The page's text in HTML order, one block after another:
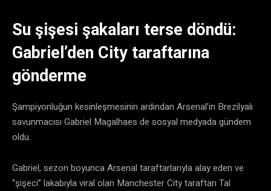
Su şişesi şakaları terse döndü:
Gabriel’den City taraftarına
gönderme
Şampiyonluğun kesinleşmesinin ardından Arsenal’in Brezilyalı
savunmacısı Gabriel Magalhaes de sosyal medyada gündem
oldu.
Gabriel, sezon boyunca Arsenal taraftarlarıyla alay eden ve
“şişeci” lakabıyla viral olan Manchester City taraftarı Tal